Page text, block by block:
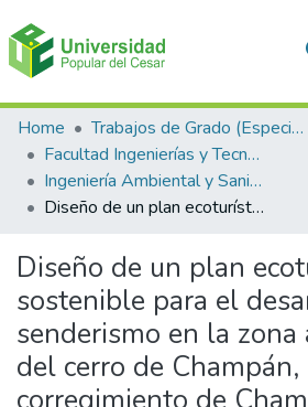
Communities & Collections
All of DSpace
Statistics
Home Trabajos de Grado (Especializaciones y Pregrados)
Facultad Ingenierías y Tecnologías
Ingeniería Ambiental y Sanitaria.
Diseño de un plan ecoturístico sostenible para el desarrollo del senderismo en la zona ambiental del cerro de Champán, corregimiento de Champán, municipio de Curumaní – Cesar.
Diseño de un plan
sostenible para el
senderismo en la
del cerro de Champán,